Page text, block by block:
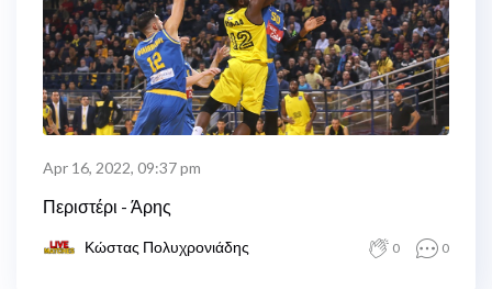
Apr 16, 2022, 09:37 pm
Περιστέρι - Άρης
Κώστας Πολυχρονιάδης 0 0